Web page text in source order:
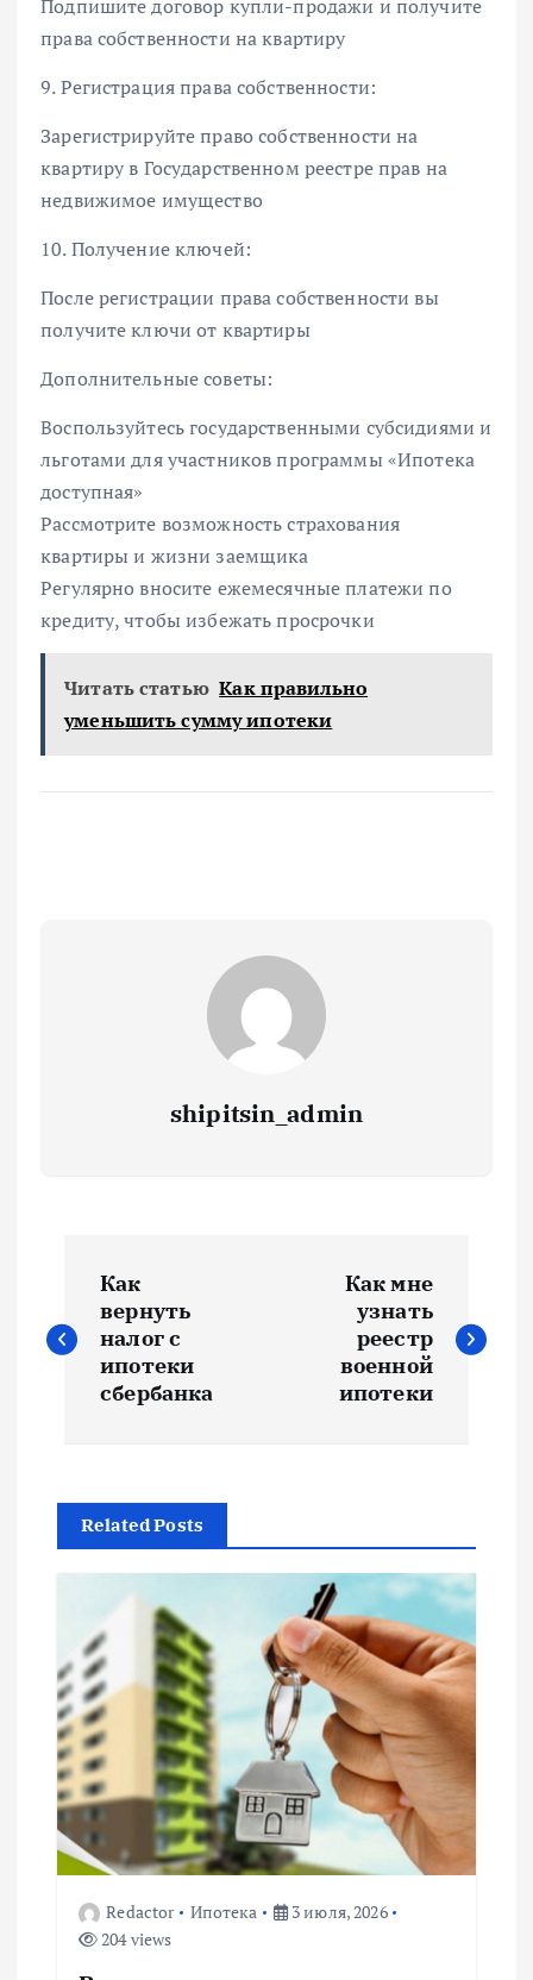
Подпишите договор купли-продажи и получите
права собственности на квартиру
9. Регистрация права собственности:
Зарегистрируйте право собственности на
квартиру в Государственном реестре прав на
недвижимое имущество
10. Получение ключей:
После регистрации права собственности вы
получите ключи от квартиры
Дополнительные советы:
Воспользуйтесь государственными субсидиями и
льготами для участников программы «Ипотека
доступная»
Рассмотрите возможность страхования
квартиры и жизни заемщика
Регулярно вносите ежемесячные платежи по
кредиту, чтобы избежать просрочки
Читать статью Как правильно
уменьшить сумму ипотеки
shipitsin_admin
а
г
а
и
я
п
о
Как
вернуть
налог с
ипотеки
сбербанка
Как мне
узнать
реестр
военной
ипотеки
Related Posts
Redactor Ипотека
3 июля, 2026
204 views